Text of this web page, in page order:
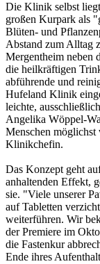
Die Klinik selbst
großen Kurpark als
Blüten- und
Abstand zum Alltag
Mergentheim neben
die heilkräftigen
abführende und
Hufeland Klinik
leichte,
Angelika Wöppel-
Menschen
Klinikchefin.
Das Konzept geht
anhaltenden Effekt,
sie. "Viele unserer
auf Tabletten
weiterführen. Wir
der Premiere im
die Fastenkur
Ende ihres